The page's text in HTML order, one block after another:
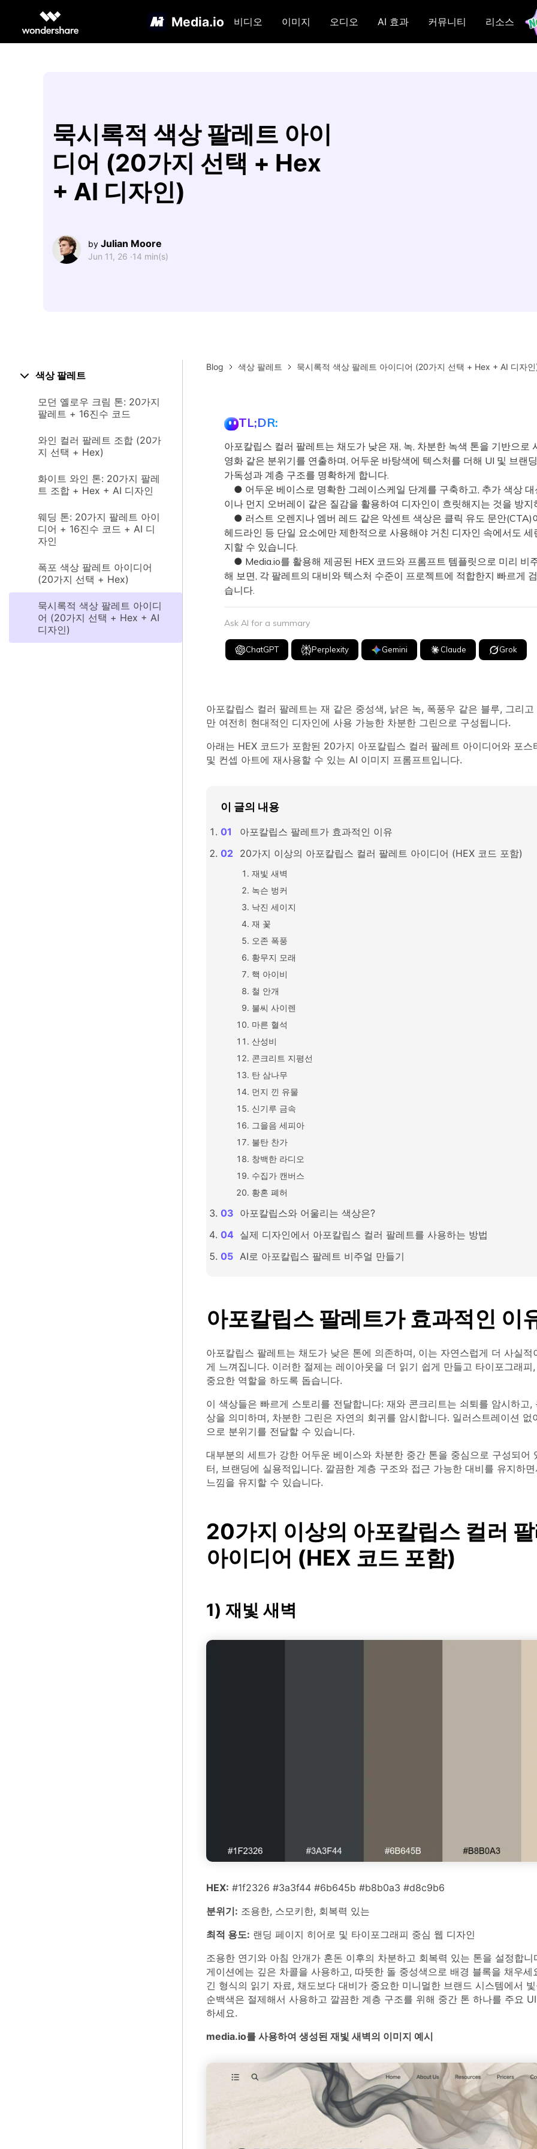
Media.io 비디오 이미지 오디오 AI 효과 커뮤니티 리소스
묵시록적 색상 팔레트 아이
디어 (20가지 선택 + Hex
+ AI 디자인)
by Julian Moore
Jun 11, 26 ·14 min(s)
색상 팔레트
모던 옐로우 크림 톤: 20가지
팔레트 + 16진수 코드
와인 컬러 팔레트 조합 (20가
지 선택 + Hex)
화이트 와인 톤: 20가지 팔레
트 조합 + Hex + AI 디자인
웨딩 톤: 20가지 팔레트 아이
디어 + 16진수 코드 + AI 디
자인
폭포 색상 팔레트 아이디어
(20가지 선택 + Hex)
묵시록적 색상 팔레트 아이디
어 (20가지 선택 + Hex + AI
디자인)
Blog 색상 팔레트 묵시록적 색상 팔레트 아이디어 (20가지 선택 + Hex + AI 디자
TL;DR:
아포칼립스 컬러 팔레트는 채도가 낮은 재, 녹, 차분한 녹색 톤을 기반으로
영화 같은 분위기를 연출하며, 어두운 바탕색에 텍스처를 더해 UI 및 브랜
가독성과 계층 구조를 명확하게 합니다.
● 어두운 베이스로 명확한 그레이스케일 단계를 구축하고, 추가 색상 대
이나 먼지 오버레이 같은 질감을 활용하여 디자인이 흐릿해지는 것을 방지
● 러스트 오렌지나 엠버 레드 같은 악센트 색상은 클릭 유도 문안(CTA)
헤드라인 등 단일 요소에만 제한적으로 사용해야 거친 디자인 속에서도 세
지할 수 있습니다.
● Media.io를 활용해 제공된 HEX 코드와 프롬프트 템플릿으로 미리 비
해 보면, 각 팔레트의 대비와 텍스처 수준이 프로젝트에 적합한지 빠르게
습니다.
Ask AI for a summary
ChatGPT Perplexity Gemini Claude Grok
아포칼립스 컬러 팔레트는 재 같은 중성색, 낡은 녹, 폭풍우 같은 블루, 그리
만 여전히 현대적인 디자인에 사용 가능한 차분한 그린으로 구성됩니다.
아래는 HEX 코드가 포함된 20가지 아포칼립스 컬러 팔레트 아이디어와 포스
및 컨셉 아트에 재사용할 수 있는 AI 이미지 프롬프트입니다.
이 글의 내용
아포칼립스 팔레트가 효과적인 이유
20가지 이상의 아포칼립스 컬러 팔레트 아이디어 (HEX 코드 포함)
재빛 새벽
녹슨 벙커
낙진 세이지
재 꽃
오존 폭풍
황무지 모래
핵 아이비
철 안개
불씨 사이렌
마른 혈석
산성비
콘크리트 지평선
탄 삼나무
먼지 낀 유물
신기루 금속
그을음 세피아
불탄 찬가
창백한 라디오
수집가 캔버스
황혼 폐허
아포칼립스와 어울리는 색상은?
실제 디자인에서 아포칼립스 컬러 팔레트를 사용하는 방법
AI로 아포칼립스 팔레트 비주얼 만들기
아포칼립스 팔레트가 효과적인 이
아포칼립스 팔레트는 채도가 낮은 톤에 의존하며, 이는 자연스럽게 더 사실적
게 느껴집니다. 이러한 절제는 레이아웃을 더 읽기 쉽게 만들고 타이포그래피
중요한 역할을 하도록 돕습니다.
이 색상들은 빠르게 스토리를 전달합니다: 재와 콘크리트는 쇠퇴를 암시하고,
상을 의미하며, 차분한 그린은 자연의 회귀를 암시합니다. 일러스트레이션 없
으로 분위기를 전달할 수 있습니다.
대부분의 세트가 강한 어두운 베이스와 차분한 중간 톤을 중심으로 구성되어
터, 브랜딩에 실용적입니다. 깔끔한 계층 구조와 접근 가능한 대비를 유지하
느낌을 유지할 수 있습니다.
20가지 이상의 아포칼립스 컬러
아이디어 (HEX 코드 포함)
1) 재빛 새벽
HEX: #1f2326 #3a3f44 #6b645b #b8b0a3 #d8c9b6
분위기: 조용한, 스모키한, 회복력 있는
최적 용도: 랜딩 페이지 히어로 및 타이포그래피 중심 웹 디자인
조용한 연기와 아침 안개가 혼돈 이후의 차분하고 회복력 있는 톤을 설정합니
게이션에는 깊은 차콜을 사용하고, 따뜻한 돌 중성색으로 배경 블록을 채우세
긴 형식의 읽기 자료, 채도보다 대비가 중요한 미니멀한 브랜드 시스템에서
순백색은 절제해서 사용하고 깔끔한 계층 구조를 위해 중간 톤 하나를 주요
하세요.
media.io를 사용하여 생성된 재빛 새벽의 이미지 예시